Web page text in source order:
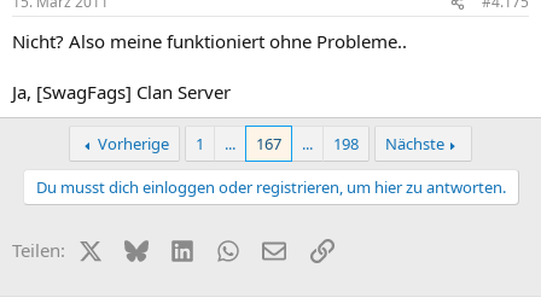
Nicht? Also meine funktioniert ohne Probleme..
Ja, [SwagFags] Clan Server
Vorherige 1 ... 167 ... 198
Nächste
Du musst dich einloggen oder registrieren, um hier zu antworten.
Teilen: X (Twitter)
BlueskyLinkedInWhatsApp
E-MailLink